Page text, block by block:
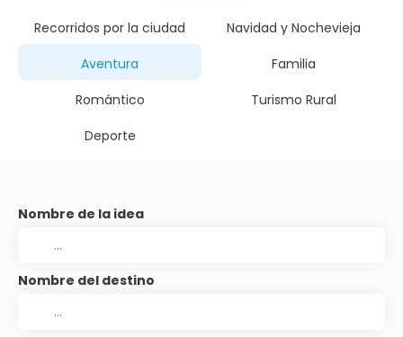
Recorridos por la ciudad
Navidad y Nochevieja
Aventura
Familia
Romántico
Turismo Rural
Deporte
Nombre de la idea
Nombre del destino